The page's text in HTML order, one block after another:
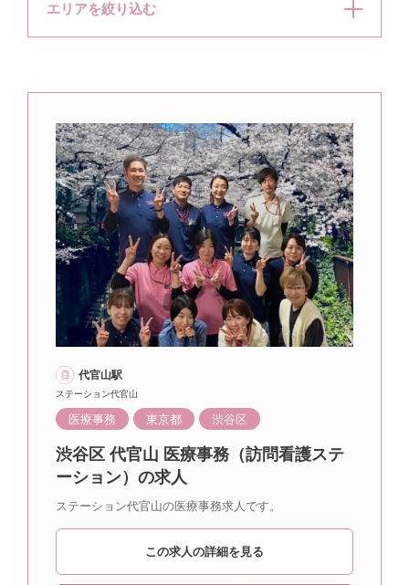
エリアを絞り込む
代官山駅
ステーション代官山
医療事務 東京都 渋谷区
渋谷区 代官山 医療事務（訪問看護ステ
ーション）の求人
ステーション代官山の医療事務求人です。
この求人の詳細を見る